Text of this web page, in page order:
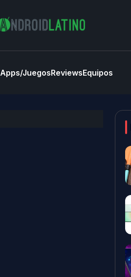
Apps/JuegosReviewsEquipos